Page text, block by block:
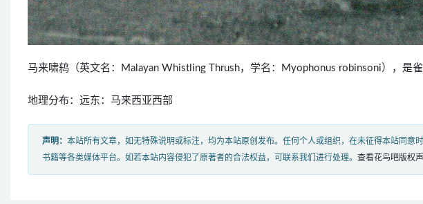
马来啸鸫（英文名：Malayan Whistling Thrush，学名：Myophonus robinsoni），是雀
地理分布：远东：马来西亚西部
声明： 本站所有文章，如无特殊说明或标注，均为本站原创发布。任何个人或组织，在未征得本站同意
书籍等各类媒体平台。如若本站内容侵犯了原著者的合法权益，可联系我们进行处理。 查看花鸟吧版权